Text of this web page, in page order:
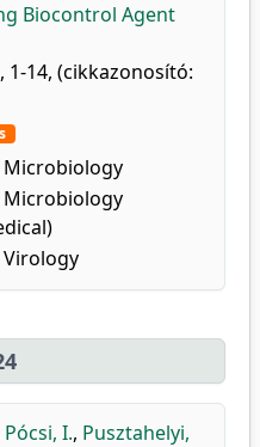
Biocontrol Agent
1-14, (cikkazonosító:
Microbiology
Microbiology
Virology
Pócsi, I., Pusztahelyi,